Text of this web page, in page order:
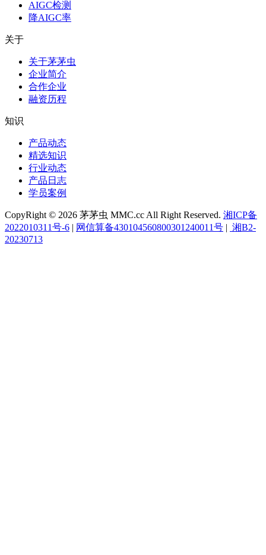
AIGC检测
降AIGC率
关于
关于茅茅虫
企业简介
合作企业
融资历程
知识
产品动态
精选知识
行业动态
产品日志
学员案例
CopyRight © 2026 茅茅虫 MMC.cc All Right Reserved. 湘ICP备
2022010311号-6 | 网信算备430104560800301240011号 | 湘B2-
20230713